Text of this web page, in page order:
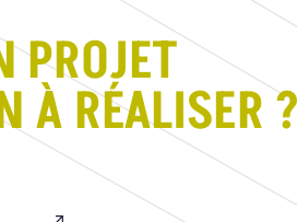
PROJET
À RÉALISER